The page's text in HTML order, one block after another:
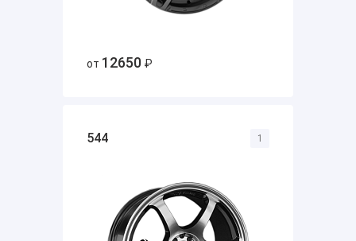
от 12650 ₽
544 1